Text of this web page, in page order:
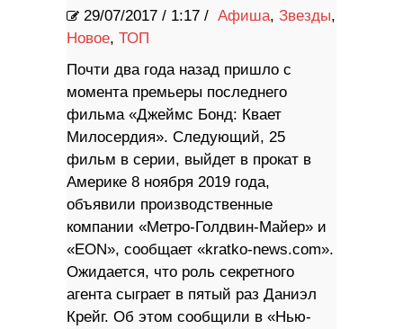
29/07/2017 / 1:17 / Афиша, Звезды,
Новое, ТОП
Почти два года назад пришло с
момента премьеры последнего
фильма «Джеймс Бонд: Квает
Милосердия». Следующий, 25
фильм в серии, выйдет в прокат в
Америке 8 ноября 2019 года,
объявили производственные
компании «Метро-Голдвин-Майер» и
«EON», сообщает «kratko-news.com».
Ожидается, что роль секретного
агента сыграет в пятый раз Даниэл
Крейг. Об этом сообщили в «Нью-